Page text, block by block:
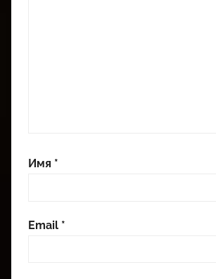
Имя *
Email *